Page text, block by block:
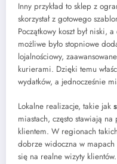
Inny przykład to sklep z
skorzystał z gotowego
Początkowy koszt był niski,
możliwe było stopniowe
lojalnościowy,
kurierami. Dzięki temu
wydatków, a jednocześnie
Lokalne realizacje, takie jak
miastach, często stawiają
klientem. W regionach
dobrze widoczna w mapach
się na realne wizyty